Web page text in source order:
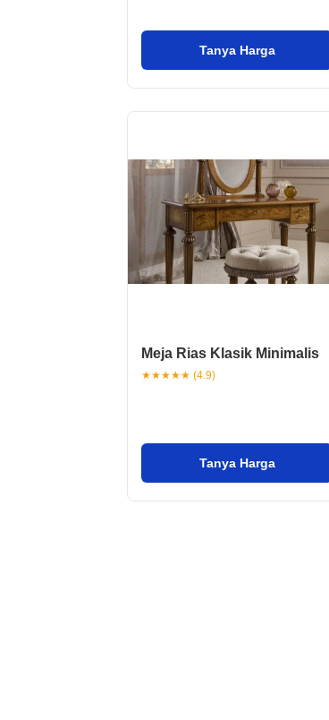
Tanya Harga
Meja Rias Klasik Minimalis
★★★★★ (4.9)
Tanya Harga